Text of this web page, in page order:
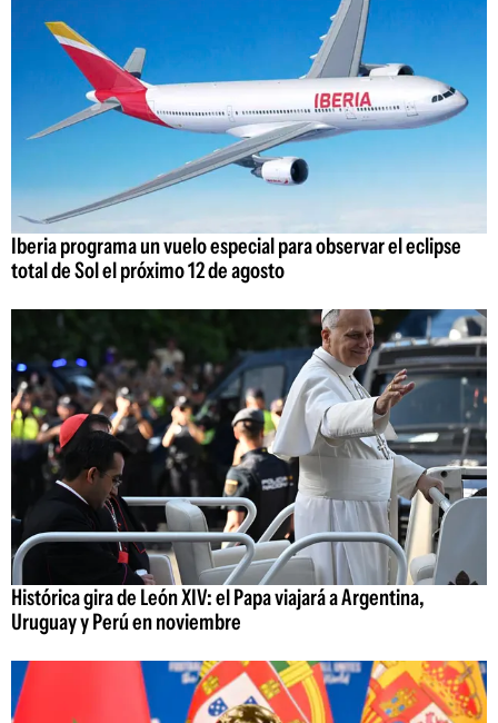
Iberia programa un vuelo especial para observar el eclipse
total de Sol el próximo 12 de agosto
Histórica gira de León XIV: el Papa viajará a Argentina,
Uruguay y Perú en noviembre